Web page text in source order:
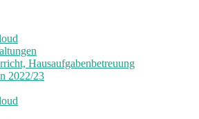
Hausaufgabenbetreuung
2022/23